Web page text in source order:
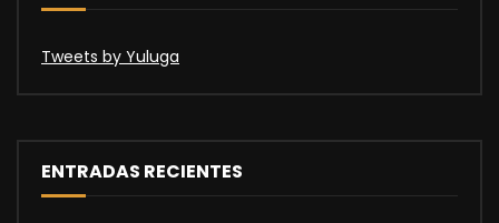
Tweets by Yuluga
ENTRADAS RECIENTES